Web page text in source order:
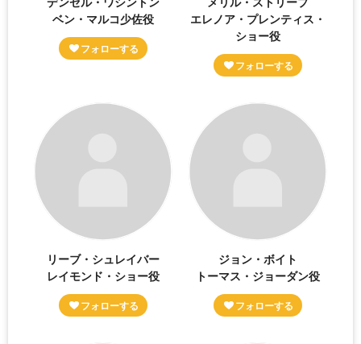
ベン・マルコ少佐役
エレノア・プレンティス・
ショー役
リーブ・シュレイバー
レイモンド・ショー役
ジョン・ボイト
トーマス・ジョーダン役